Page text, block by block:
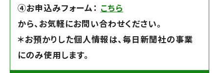
④お申込みフォーム： こちら
から、お気軽にお問い合わせください。
＊お預かりした個人情報は、毎日新聞社の事業
にのみ使用します。